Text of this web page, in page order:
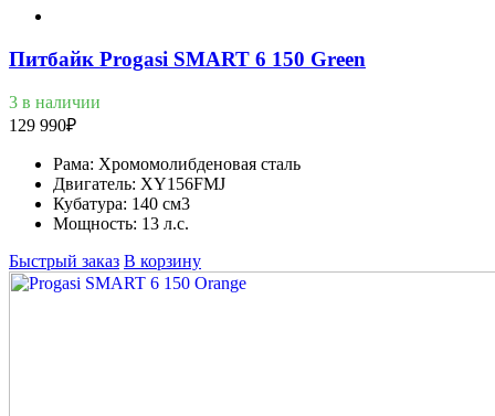
Питбайк Progasi SMART 6 150 Green
3 в наличии
129 990₽
Рама: Хромомолибденовая сталь
Двигатель: XY156FMJ
Кубатура: 140 см3
Мощность: 13 л.с.
Быстрый заказ В корзину